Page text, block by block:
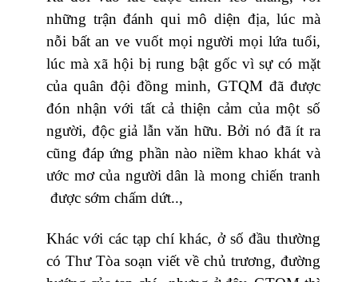
những trận đánh qui mô diện địa, lúc mà
nỗi bất an ve vuốt mọi người mọi lứa tuổi,
lúc mà xã hội bị rung bật gốc vì sự có mặt
của quân đội đồng minh, GTQM đã được
đón nhận với tất cả thiện cảm của một số
người, độc giả lẫn văn hữu. Bởi nó đã ít ra
cũng đáp ứng phần nào niềm khao khát và
ước mơ của người dân là mong chiến tranh
được sớm chấm dứt..,
Khác với các tạp chí khác, ở số đầu thường
có Thư Tòa soạn viết về chủ trương, đường